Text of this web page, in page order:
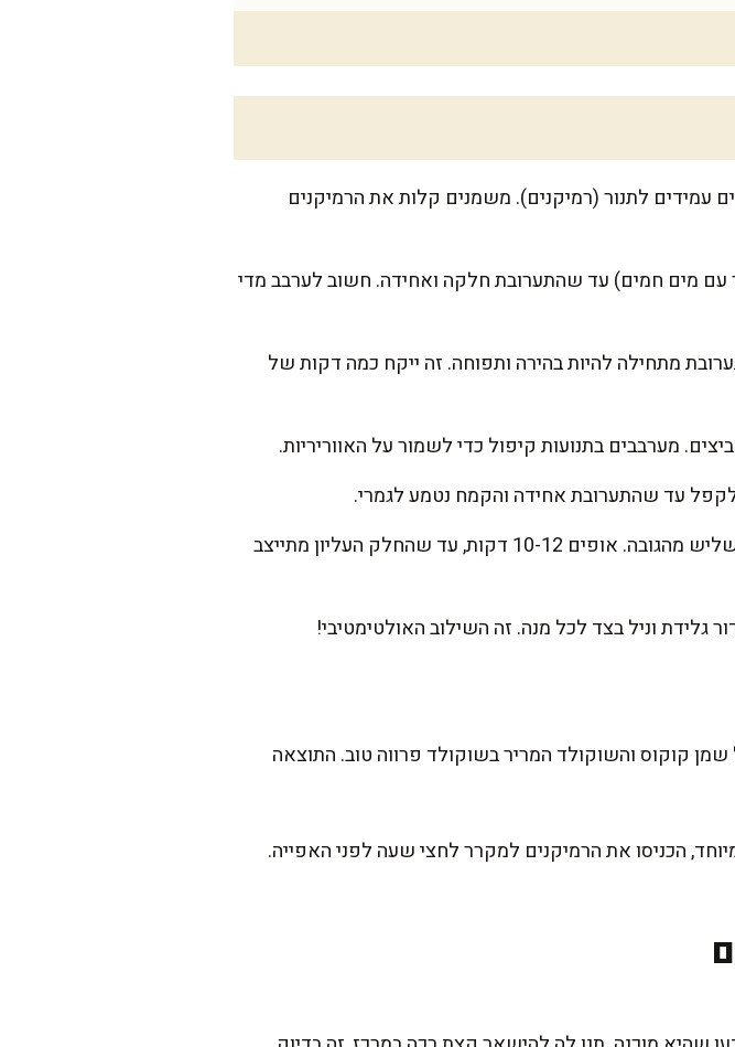
מעלות צלזיוס ומכינים 6 כלים אישיים עמידים לתנור (רמיקנים). משמנים קלות את הרמיקנים
מים חמים) עד שהתערובת חלקה ואחידה. חשוב לערבב מדי
מתחילה להיות בהירה ותפוחה. זה ייקח כמה דקות של
מערבבים בתנועות קיפול כדי לשמור על האווריריות.
עד שהתערובת אחידה והקמח נטמע לגמרי.
יוצקים את התערובת לרמיקנים שהוכנו מראש, ממלאים כשני שליש מהגובה. אופים 10-12 דקות, עד שהחלק העליון מתייצב
וניל בצד לכל מנה. זה השילוב האולטימטיבי!
קוקוס והשוקולד המריר בשוקולד פרווה טוב. התוצאה
הכניסו את הרמיקנים למקרר לחצי שעה לפני האפייה.